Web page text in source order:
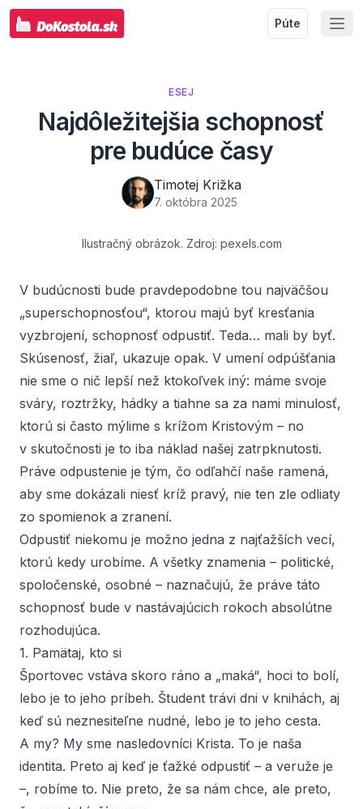
Púte
ESEJ
Najdôležitejšia schopnosť
pre budúce časy
Timotej Križka
7. októbra 2025
Ilustračný obrázok. Zdroj: pexels.com
V budúcnosti bude pravdepodobne tou najväčšou
„superschopnosťou“, ktorou majú byť kresťania
vyzbrojení, schopnosť odpustiť. Teda… mali by byť.
Skúsenosť, žiaľ, ukazuje opak. V umení odpúšťania
nie sme o nič lepší než ktokoľvek iný: máme svoje
sváry, roztržky, hádky a tiahne sa za nami minulosť,
ktorú si často mýlime s krížom Kristovým – no
v skutočnosti je to iba náklad našej zatrpknutosti.
Práve odpustenie je tým, čo odľahčí naše ramená,
aby sme dokázali niesť kríž pravý, nie ten zle odliaty
zo spomienok a zranení.
Odpustiť niekomu je možno jedna z najťažších vecí,
ktorú kedy urobíme. A všetky znamenia – politické,
spoločenské, osobné – naznačujú, že práve táto
schopnosť bude v nastávajúcich rokoch absolútne
rozhodujúca.
1. Pamätaj, kto si
Športovec vstáva skoro ráno a „maká“, hoci to bolí,
lebo je to jeho príbeh. Študent trávi dni v knihách, aj
keď sú neznesiteľne nudné, lebo je to jeho cesta.
A my? My sme nasledovníci Krista. To je naša
identita. Preto aj keď je ťažké odpustiť – a veruže je
–, robíme to. Nie preto, že sa nám chce, ale preto,